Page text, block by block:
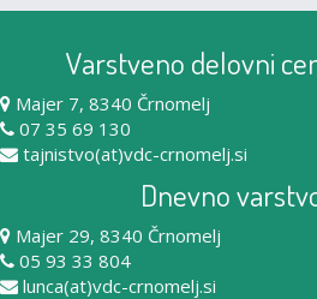
Varstveno delovni
Majer 7, 8340 Črnomelj
07 35 69 130
tajnistvo(at)vdc-crnomelj.si
Dnevno
Majer 29, 8340 Črnomelj
05 93 33 804
lunca(at)vdc-crnomelj.si